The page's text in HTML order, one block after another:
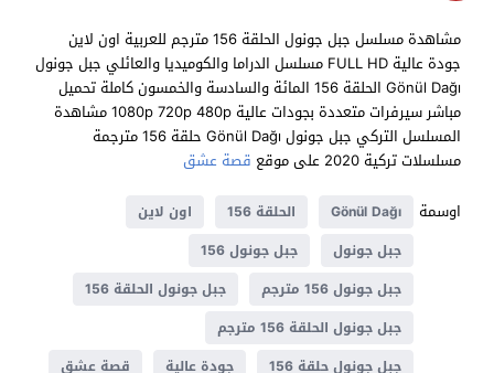
مشاهدة مسلسل جبل جونول الحلقة 156 مترجم للعربية اون لاين
جودة عالية FULL HD مسلسل الدراما والكوميديا والعائلي جبل جونول
Gönül Dağı الحلقة 156 المائة والسادسة والخمسون كاملة تحميل
مباشر سيرفرات متعددة بجودات عالية 1080p 720p 480p مشاهدة
المسلسل التركي جبل جونول Gönül Dağı حلقة 156 مترجمة
مسلسلات تركية 2020 على موقع
قصة عشق
اوسمة
Gönül Dağı الحلقة 156
اون لاين
جبل جونول
جبل جونول 156
جبل جونول 156 مترجم
جبل جونول الحلقة 156
جبل جونول الحلقة 156 مترجم
جبل جونول حلقة 156
جودة عالية
قصة عشق